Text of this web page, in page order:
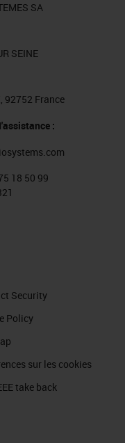
SA
SEINE
92752 France
:
18 50 99
Security
Policy
sur les cookies
take back